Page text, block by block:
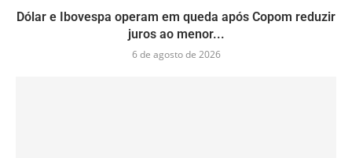
Dólar e Ibovespa operam em queda após Copom reduzir
juros ao menor...
6 de agosto de 2026